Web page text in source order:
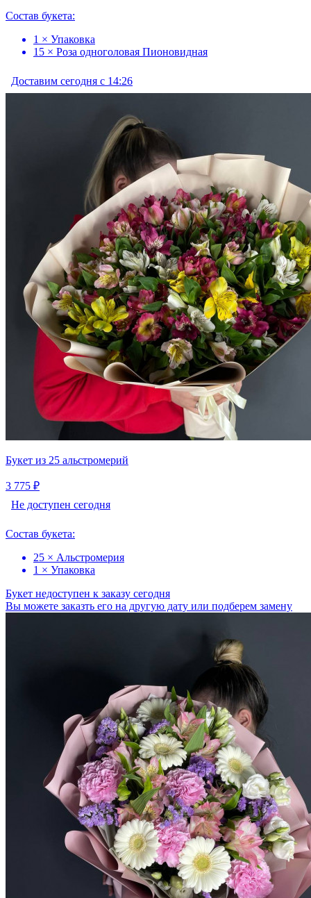
Состав букета:
1 × Упаковка
15 × Роза одноголовая Пионовидная
Доставим сегодня с 14:26
Букет из 25 альстромерий
3 775 ₽
Не доступен сегодня
Состав букета:
25 × Альстромерия
1 × Упаковка
Букет недоступен к заказу сегодня
Вы можете заказть его на другую дату или подберем замену